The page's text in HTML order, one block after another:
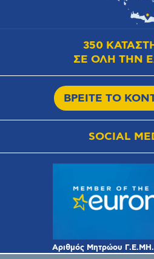
350
ΣΕ ΟΛΗ ΤΗΝ
ΒΡΕΙΤΕ ΤΟ
SOCIAL